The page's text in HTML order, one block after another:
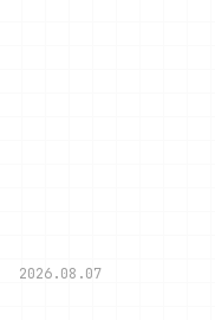
2026.08.07